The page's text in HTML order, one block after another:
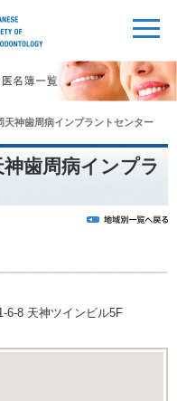
天神歯周病インプラントセンター
歯周病インプラ
6-8 天神ツインビル5F